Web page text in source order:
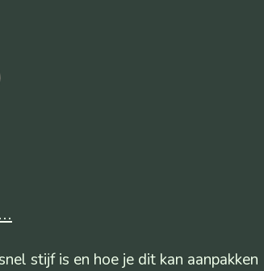
stijf is en hoe je dit kan aanpakken